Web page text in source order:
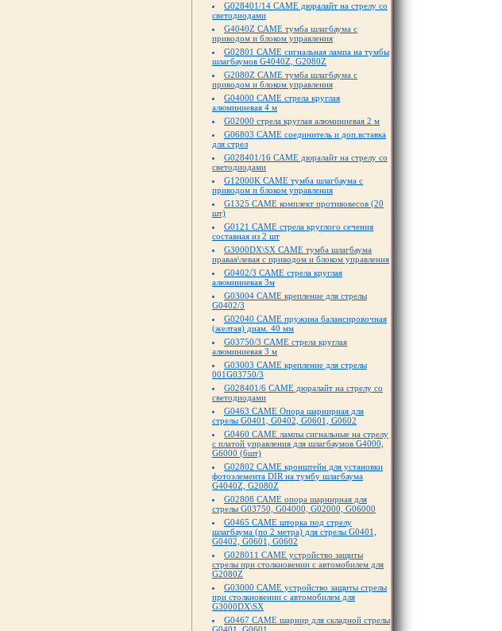
G028401/14 CAME дюралайт на стрелу со
светодиодами
G4040Z CAME тумба шлагбаума с
приводом и блоком управления
G02801 CAME cигнальная лампа на тумбы
шлагбаумов G4040Z, G2080Z
G2080Z CAME тумба шлагбаума с
приводом и блоком управления
G04000 CAME стрела круглая
алюминиевая 4 м
G02000 cтрела круглая алюминиевая 2 м
G06803 CAME соединитель и доп.вставка
для стрел
G028401/16 CAME дюралайт на стрелу со
светодиодами
G12000K CAME тумба шлагбаума с
приводом и блоком управления
G1325 CAME комплект противовесов (20
шт)
G0121 CAME стрела круглого сечения
составная из 2 шт
G3000DX\SX CAME тумба шлагбаума
правая\левая с приводом и блоком управления
G0402/3 CAME стрела круглая
алюминиевая 3м
G03004 CAME крепление для стрелы
G0402/3
G02040 CAME пружина балансировочная
(желтая) диам. 40 мм
G03750/3 CAME стрела круглая
алюминиевая 3 м
G03003 CAME крепление для стрелы
001G03750/3
G028401/6 CAME дюралайт на стрелу со
светодиодами
G0463 CAME Опора шарнирная для
стрелы G0401, G0402, G0601, G0602
G0460 CAME лампы сигнальные на стрелу
с платой управления для шлагбаумов G4000,
G6000 (6шт)
G02802 CAME кронштейн для установки
фотоэлемента DIR на тумбу шлагбаума
G4040Z, G2080Z
G02808 CAME опора шарнирная для
стрелы G03750, G04000, G02000, G06000
G0465 CAME шторка под стрелу
шлагбаума (по 2 метра) для стрелы G0401,
G0402, G0601, G0602
G028011 CAME устройство защиты
стрелы при столкновении с автомобилем для
G2080Z
G03000 CAME устройство защиты стрелы
при столкновении с автомобилем для
G3000DX\SX
G0467 CAME шарнир для складной стрелы